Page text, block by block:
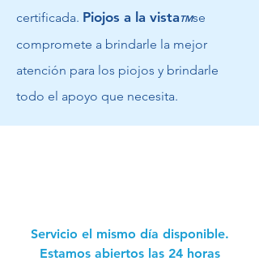
certificada. Piojos a la vista TMse
compromete a brindarle la mejor
atención para los piojos y brindarle
todo el apoyo que necesita.
Servicio el mismo día disponible.
Estamos abiertos las 24 horas